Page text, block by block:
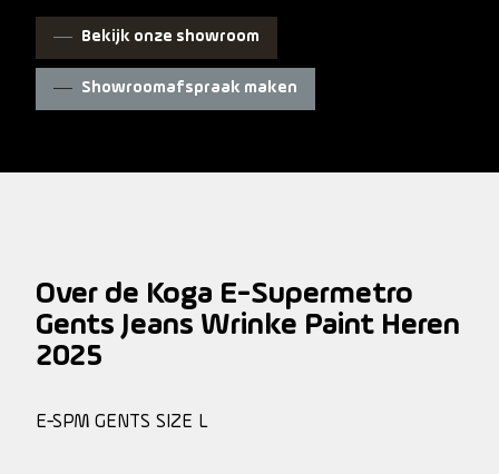
Bekijk onze showroom
Showroomafspraak maken
Over de Koga E-Supermetro
Gents Jeans Wrinke Paint Heren
2025
E-SPM GENTS SIZE L